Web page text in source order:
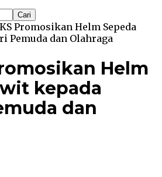
Promosikan Helm Sepeda
Pemuda dan Olahraga
Helm
kepada
dan